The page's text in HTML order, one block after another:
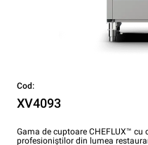
Cod:
XV4093
Gama de cuptoare CHEFLUX™
profesioniștilor din lumea